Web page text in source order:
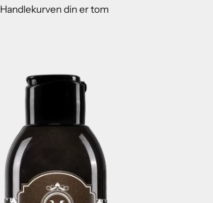
Handlekurven din er tom